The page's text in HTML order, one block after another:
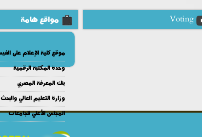
Voting مواقع هامة
موقع كلية الإعلام على
وحدة المكتبة الرقمية
بنك المعرفة المصري
وزارة التعليم العالي
المجلس الأعلي للجامعات